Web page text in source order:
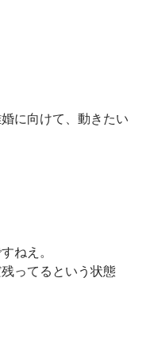
に向けて、動きたい
ねえ。
ってるという状態